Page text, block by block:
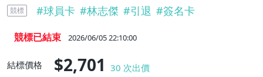
競標 #球員卡 #林志傑 #引退 #簽名卡
競標已結束 2026/06/05 22:10:00
結標價格 $2,701 30 次出價